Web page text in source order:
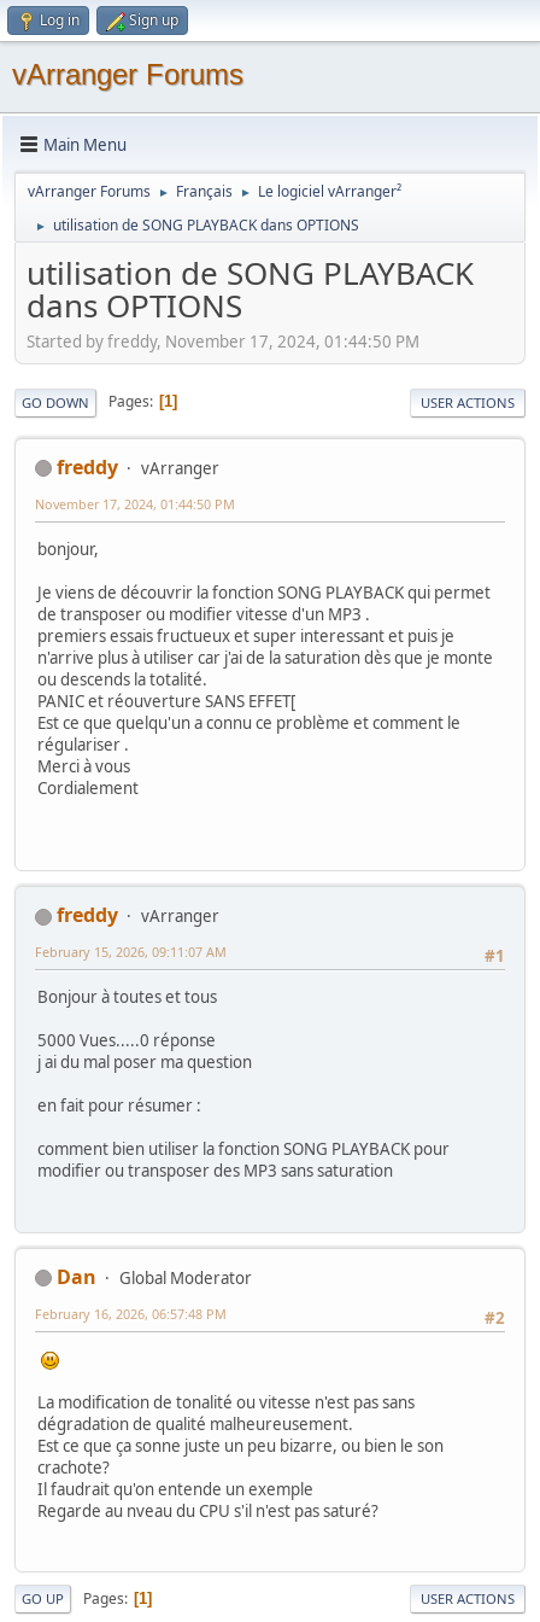
Log in Sign up
vArranger Forums
Main Menu
vArranger Forums ► Français ► Le logiciel vArranger²
► utilisation de SONG PLAYBACK dans OPTIONS
utilisation de SONG PLAYBACK
dans OPTIONS
Started by freddy, November 17, 2024, 01:44:50 PM
GO DOWN Pages 1 USER ACTIONS
freddy vArranger
November 17, 2024, 01:44:50 PM
bonjour,
Je viens de découvrir la fonction SONG PLAYBACK qui permet
de transposer ou modifier vitesse d'un MP3 .
premiers essais fructueux et super interessant et puis je
n'arrive plus à utiliser car j'ai de la saturation dès que je monte
ou descends la totalité.
PANIC et réouverture SANS EFFET[
Est ce que quelqu'un a connu ce problème et comment le
régulariser .
Merci à vous
Cordialement
freddy
vArranger
#1
February 15, 2026, 09:11:07 AM
Bonjour à toutes et tous
5000 Vues.....0 réponse
j ai du mal poser ma question
en fait pour résumer :
comment bien utiliser la fonction SONG PLAYBACK pour
modifier ou transposer des MP3 sans saturation
Dan
Global Moderator
#2
February 16, 2026, 06:57:48 PM
La modification de tonalité ou vitesse n'est pas sans
dégradation de qualité malheureusement.
Est ce que ça sonne juste un peu bizarre, ou bien le son
crachote?
Il faudrait qu'on entende un exemple
Regarde au nveau du CPU s'il n'est pas saturé?
GO UP Pages 1 USER ACTIONS